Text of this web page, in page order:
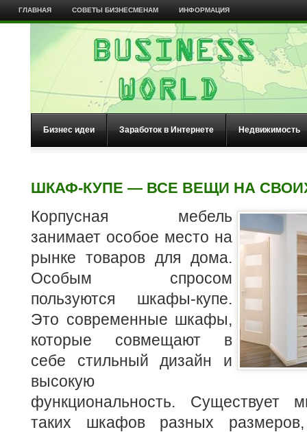
ГЛАВНАЯ СОВЕТЫ БИЗНЕСМЕНАМ ИНФОРМАЦИЯ
Бизнес идеи Заработок в Интернете Недвижимость
ШКАФ-КУПЕ — ВСЕ ВЕЩИ НА
Корпусная мебель
занимает особое место на
рынке товаров для дома.
Особым спросом
пользуются шкафы-купе.
Это современные шкафы,
которые совмещают в
себе стильный дизайн и
высокую
функциональность. Существует
таких шкафов разных